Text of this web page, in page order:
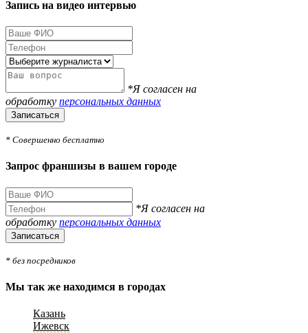
Запись на видео интервью
*Я согласен на
обработку персональных данных
Записаться
* Совершенно бесплатно
Запрос франшизы в вашем городе
*Я согласен на
обработку персональных данных
Записаться
* без посредников
Мы так же находимся в городах
Казань
Ижевск